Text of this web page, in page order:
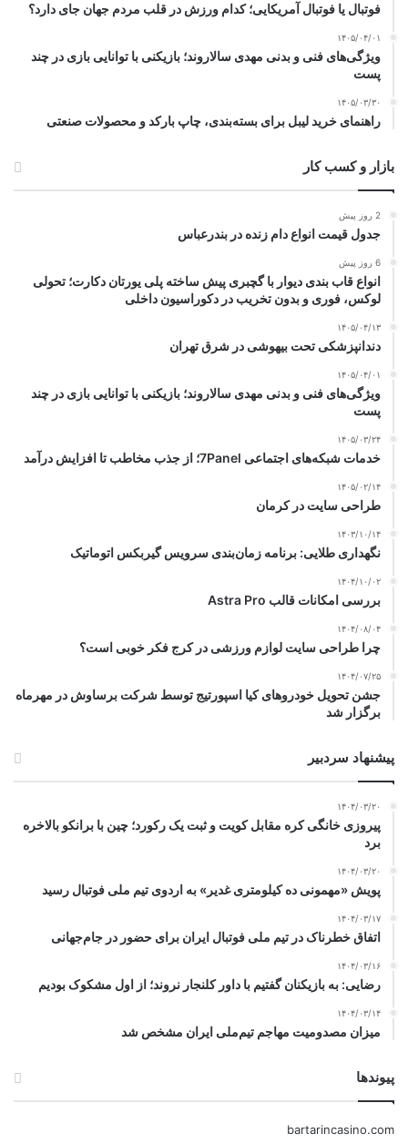
فوتبال یا فوتبال آمریکایی؛ کدام ورزش در قلب مردم جهان جای دارد؟
۱۴۰۵/۰۴/۰۱
ویژگی‌های فنی و بدنی مهدی سالاروند؛ بازیکنی با توانایی بازی در چند
پست
۱۴۰۵/۰۳/۳۰
راهنمای خرید لیبل برای بسته‌بندی، چاپ بارکد و محصولات صنعتی
بازار و کسب کار
2 روز پیش
جدول قیمت انواع دام زنده در بندرعباس
6 روز پیش
انواع قاب بندی دیوار با گچبری پیش ساخته پلی یورتان دکارت؛ تحولی
لوکس، فوری و بدون تخریب در دکوراسیون داخلی
۱۴۰۵/۰۴/۱۳
دندانپزشکی تحت بیهوشی در شرق تهران
۱۴۰۵/۰۴/۰۱
ویژگی‌های فنی و بدنی مهدی سالاروند؛ بازیکنی با توانایی بازی در چند
پست
۱۴۰۵/۰۳/۲۴
خدمات شبکه‌های اجتماعی 7Panel؛ از جذب مخاطب تا افزایش درآمد
۱۴۰۵/۰۲/۱۴
طراحی سایت در کرمان
۱۴۰۳/۱۰/۱۴
نگهداری طلایی: برنامه زمان‌بندی سرویس گیربکس اتوماتیک
۱۴۰۴/۱۰/۰۲
بررسی امکانات قالب Astra Pro
۱۴۰۴/۰۸/۰۴
چرا طراحی سایت لوازم ورزشی در کرج فکر خوبی است؟
۱۴۰۴/۰۷/۲۵
جشن تحویل خودروهای کیا اسپورتیج توسط شرکت برساوش در مهرماه
برگزار شد
پیشنهاد سردبیر
۱۴۰۴/۰۳/۲۰
پیروزی خانگی کره مقابل کویت و ثبت یک رکورد؛ چین با برانکو بالاخره
برد
۱۴۰۴/۰۳/۲۰
پویش «مهمونی ده کیلومتری غدیر» به اردوی تیم ملی فوتبال رسید
۱۴۰۴/۰۳/۱۷
اتفاق خطرناک در تیم ملی فوتبال ایران برای حضور در جام‌جهانی
۱۴۰۴/۰۳/۱۶
رضایی: به بازیکنان گفتیم با داور کلنجار نروند؛ از اول مشکوک بودیم
۱۴۰۴/۰۳/۱۴
میزان مصدومیت مهاجم تیم‌ملی ایران مشخص شد
پیوندها
bartarincasino.com